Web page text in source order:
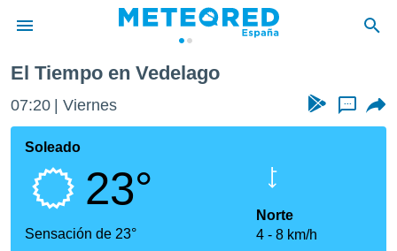
de
por
que se
calidad.
a este
las
El Tiempo en Vedelago
07:20 Viernes ...
Soleado
23°
Sensación de 23°
Norte
4
8 km/h